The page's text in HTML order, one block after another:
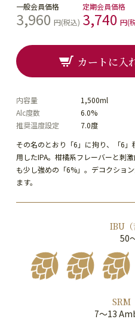
その名のとおり「6」に拘り、「6
用したIPA。柑橘系フレーバーと刺
も少し強めの「6%」。デコクショ
ます。
一般会員価格
3,960 円(税込)
定期会員価格
3,740 円(
内容量
1,500ml
Alc度数
6.0%
推奨温度設定
7.0度
カートに入
IBU（
50
SRM
7～13